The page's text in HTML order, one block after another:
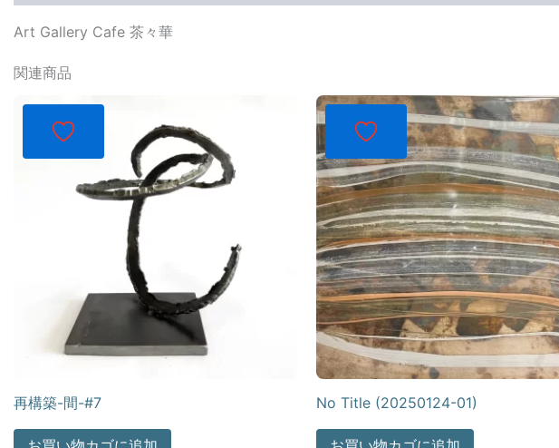
Art Gallery Cafe 茶々華
関連商品
再構築-間-#7 No Title (20250124-01)